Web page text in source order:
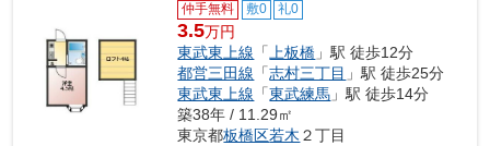
仲手無料 敷0 礼0
3.5万円
東武東上線 「上板橋 」駅 徒歩12分
都営三田線 「志村三丁目 」駅 徒歩25分
東武東上線 「東武練馬 」駅 徒歩14分
築38年 / 11.29㎡
東京都板橋区若木 ２丁目